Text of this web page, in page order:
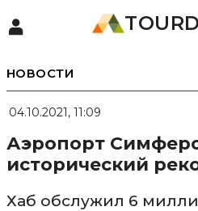
НОВОСТИ
04.10.2021, 11:09
Аэропорт
исторический
Хаб обслужил 6